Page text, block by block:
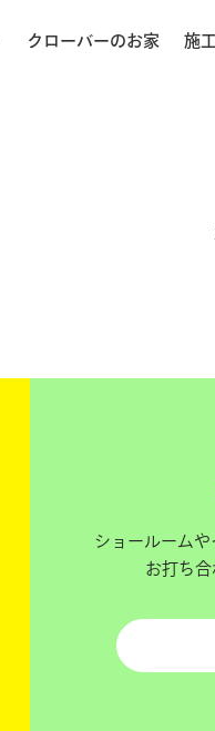
クローバーのお家 施
ショールームや
お打ち合